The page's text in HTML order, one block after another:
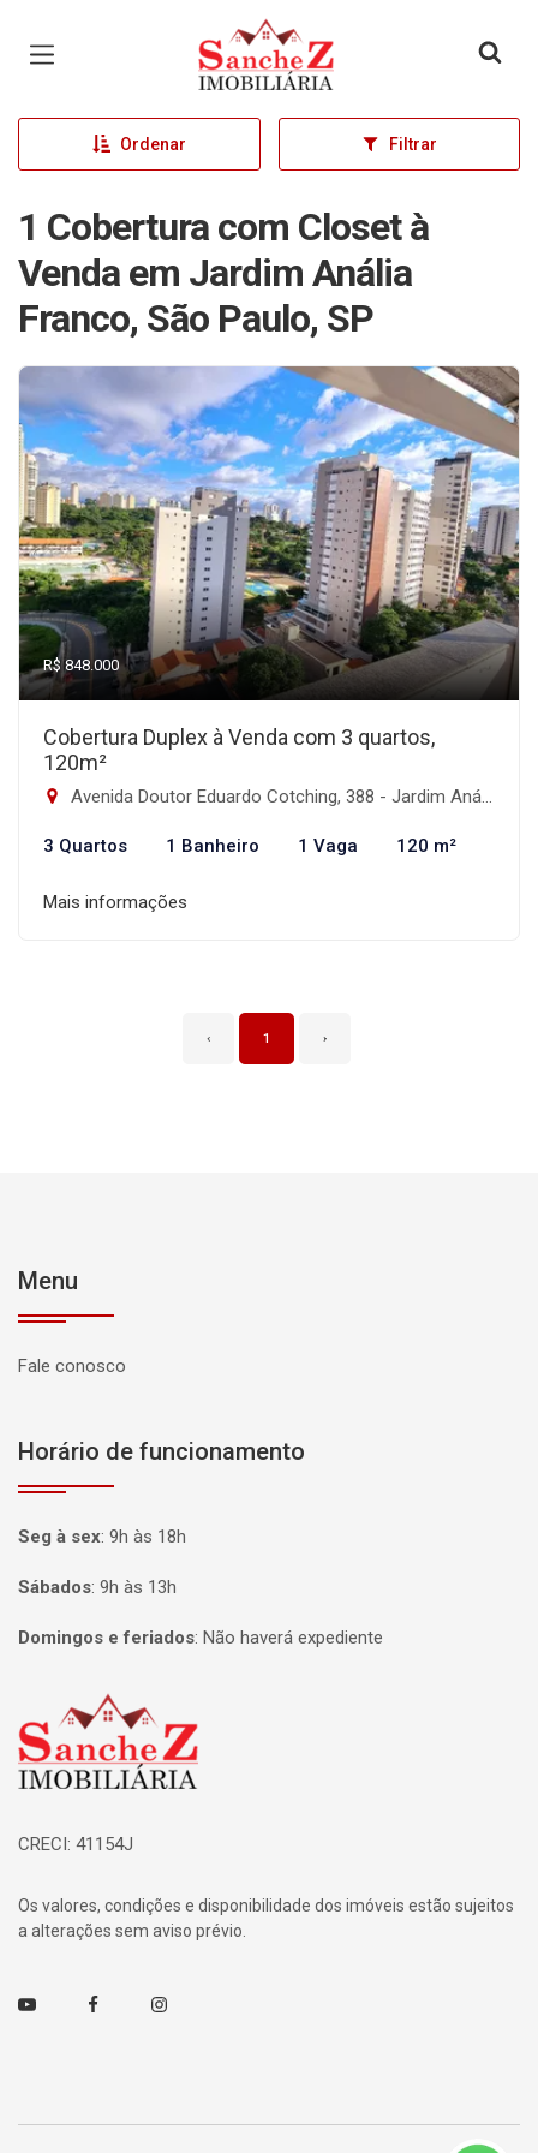
Página inicial
Ordenar Filtrar
1 Cobertura com Closet à
Venda em Jardim Anália
Franco, São Paulo, SP
R$ 848.000
Cobertura Duplex à Venda com 3 quartos,
120m²
Avenida Doutor Eduardo Cotching, 388 - Jardim Anália Franco, São Paulo-SP
3 Quartos 1 Banheiro 1 Vaga 120 m²
Mais informações
‹ 1 ›
Menu
Fale conosco
Horário de funcionamento
Seg à sex: 9h às 18h
Sábados: 9h às 13h
Domingos e feriados: Não haverá expediente
Página inicial
CRECI: 41154J
Os valores, condições e disponibilidade dos imóveis estão sujeitos
a alterações sem aviso prévio.
Youtube FacebookInstagram